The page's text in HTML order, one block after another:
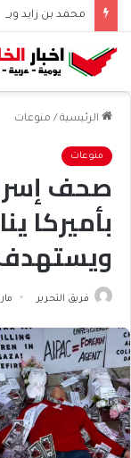
الرئيسية / منوعات
منوعات
صحف
بأميركا
ويستهدف
فريق التحرير مارس